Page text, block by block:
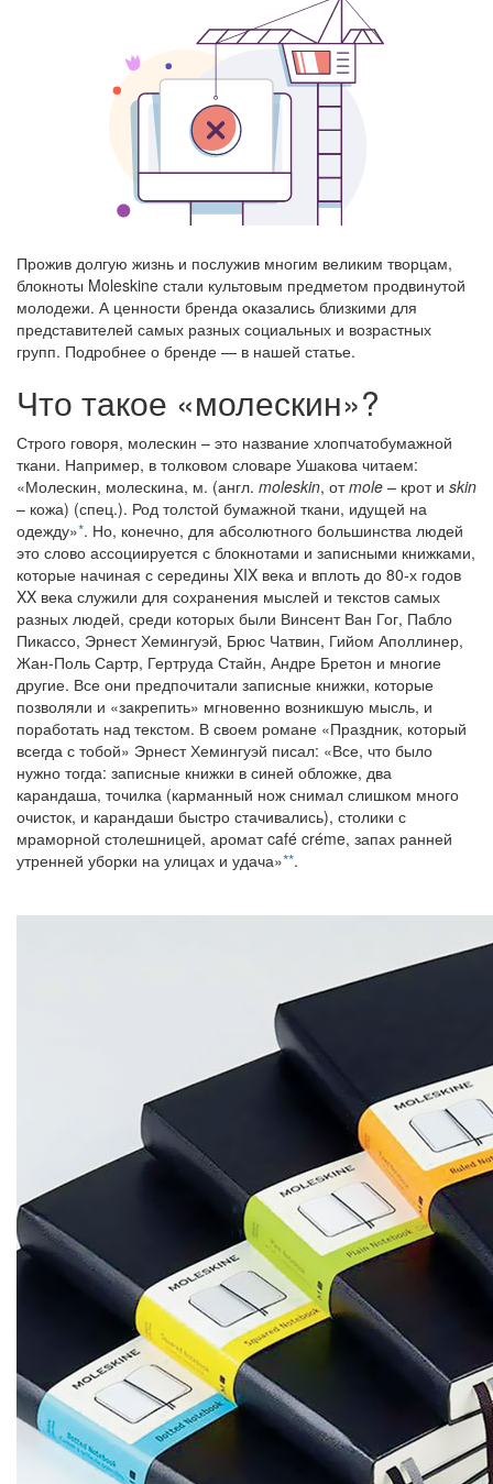
Прожив долгую жизнь и послужив многим великим творцам,
блокноты Moleskine стали культовым предметом продвинутой
молодежи. А ценности бренда оказались близкими для
представителей самых разных социальных и возрастных
групп. Подробнее о бренде — в нашей статье.
Что такое «молескин»?
Строго говоря, молескин – это название хлопчатобумажной
ткани. Например, в толковом словаре Ушакова читаем:
«Молескин, молескина, м. (англ. moleskin, отmole – крот и skin
– кожа) (спец.). Род толстой бумажной ткани, идущей на
одежду»*. Но, конечно, для абсолютного большинства людей
это слово ассоциируется с блокнотами и записными книжками,
которые начиная с середины XIX века и вплоть до 80-х годов
XX века служили для сохранения мыслей и текстов самых
разных людей, среди которых были Винсент Ван Гог, Пабло
Пикассо, Эрнест Хемингуэй, Брюс Чатвин, Гийом Аполлинер,
Жан-Поль Сартр, Гертруда Стайн, Андре Бретон и многие
другие. Все они предпочитали записные книжки, которые
позволяли и «закрепить» мгновенно возникшую мысль, и
поработать над текстом. В своем романе «Праздник, который
всегда с тобой» Эрнест Хемингуэй писал: «Все, что было
нужно тогда: записные книжки в синей обложке, два
карандаша, точилка (карманный нож снимал слишком много
очисток, и карандаши быстро стачивались), столики с
мраморной столешницей, аромат café créme, запах ранней
утренней уборки на улицах и удача»**.